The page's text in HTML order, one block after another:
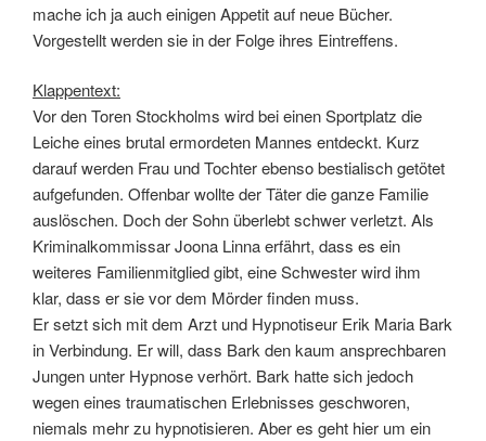
mache ich ja auch einigen Appetit auf neue Bücher.
Vorgestellt werden sie in der Folge ihres Eintreffens.
Klappentext:
Vor den Toren Stockholms wird bei einen Sportplatz die
Leiche eines brutal ermordeten Mannes entdeckt. Kurz
darauf werden Frau und Tochter ebenso bestialisch getötet
aufgefunden. Offenbar wollte der Täter die ganze Familie
auslöschen. Doch der Sohn überlebt schwer verletzt. Als
Kriminalkommissar Joona Linna erfährt, dass es ein
weiteres Familienmitglied gibt, eine Schwester wird ihm
klar, dass er sie vor dem Mörder finden muss.
Er setzt sich mit dem Arzt und Hypnotiseur Erik Maria Bark
in Verbindung. Er will, dass Bark den kaum ansprechbaren
Jungen unter Hypnose verhört. Bark hatte sich jedoch
wegen eines traumatischen Erlebnisses geschworen,
niemals mehr zu hypnotisieren. Aber es geht hier um ein